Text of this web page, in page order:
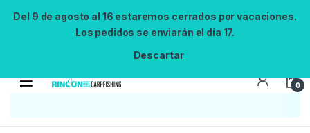
Del 9 de agosto al 16 estaremos cerrados por vacaciones.
Los pedidos se enviarán el día 17.
Descartar
0